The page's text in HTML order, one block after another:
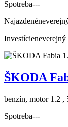
Spotreba---
Najazdené
Investícieneverejný
ŠKODA
benzín, motor 1.2 ,
Spotreba---